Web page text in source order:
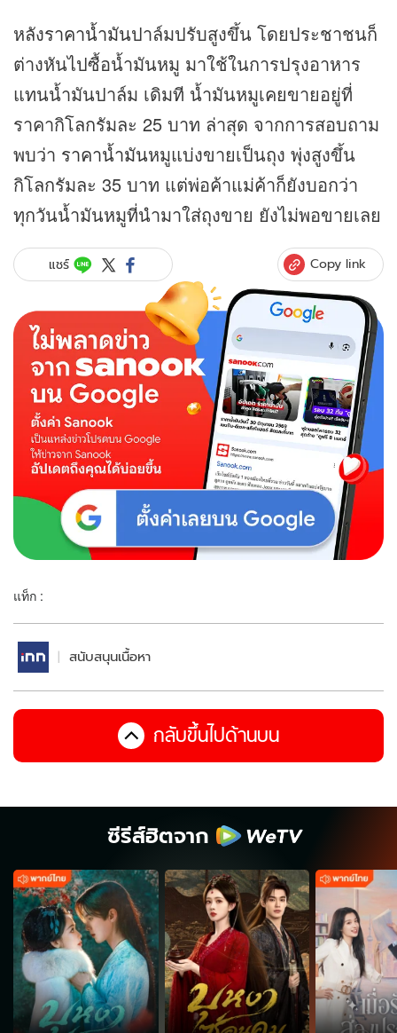
หลังราคาน้ำมันปาล์มปรับสูงขึ้น โดยประชาชนก็
ต่างหันไปซื้อน้ำมันหมู มาใช้ในการปรุงอาหาร
แทนน้ำมันปาล์ม เดิมที น้ำมันหมูเคยขายอยู่ที่
ราคากิโลกรัมละ 25 บาท ล่าสุด จากการสอบถาม
พบว่า ราคาน้ำมันหมูแบ่งขายเป็นถุง พุ่งสูงขึ้น
กิโลกรัมละ 35 บาท แต่พ่อค้าแม่ค้าก็ยังบอกว่า
ทุกวันน้ำมันหมูที่นำมาใส่ถุงขาย ยังไม่พอขายเลย
แชร์ Copy link
แท็ก :
สนับสนุนเนื้อหา
กลับขึ้นไปด้านบน
ซีรีส์ฮิตจาก